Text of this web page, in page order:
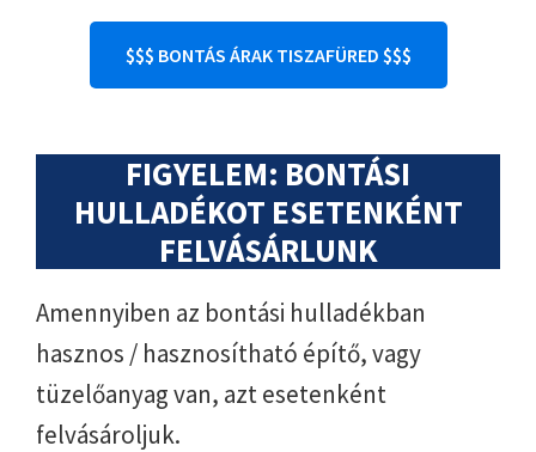
$$$ BONTÁS ÁRAK TISZAFÜRED $$$
FIGYELEM: BONTÁSI
HULLADÉKOT ESETENKÉNT
FELVÁSÁRLUNK
Amennyiben az bontási hulladékban
hasznos / hasznosítható építő, vagy
tüzelőanyag van, azt esetenként
felvásároljuk.